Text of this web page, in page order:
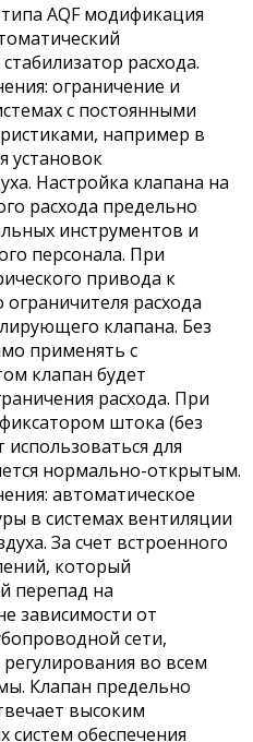
AQF модификация
расхода.
ограничение и
с постоянными
например в
установок
Настройка клапана на
расхода предельно
инструментов и
персонала. При
привода к
расхода
клапана. Без
применять с
клапан будет
расхода. При
штока (без
для
нормально-открытым.
автоматическое
в системах вентиляции
За счет встроенного
который
перепад на
зависимости от
сети,
регулирования во всем
Клапан предельно
высоким
обеспечения